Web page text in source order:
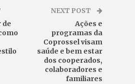
de
NEXT POST
Ações e
programas da
Coprossel visam
saúde e bem estar
dos cooperados,
colaboradores e
familiares